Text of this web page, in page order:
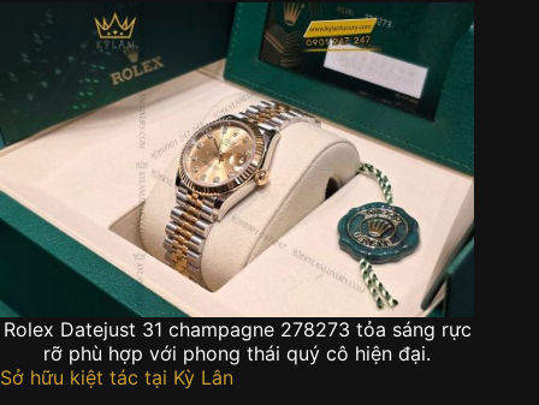
Rolex Datejust 31 champagne 278273 tỏa sáng rực
rỡ phù hợp với phong thái quý cô hiện đại.
Sở hữu kiệt tác tại Kỳ Lân